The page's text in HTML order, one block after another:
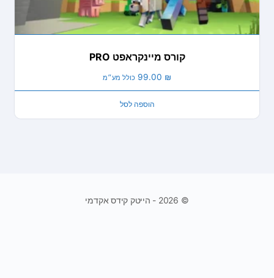
קורס מיינקראפט PRO
99.00 ₪ כולל מע״מ
הוספה לסל
© 2026 - הייטק קידס אקדמי